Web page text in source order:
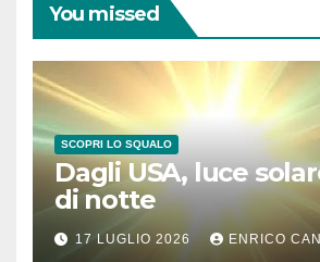
You missed
SCOPRI LO SQUALO
Dagli USA, luce
di notte
17 LUGLIO 2026 ENRICO